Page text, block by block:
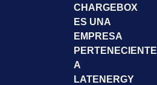
CHARGEBOX
ES UNA
EMPRESA
PERTENECIENTE
A
LATENERGY